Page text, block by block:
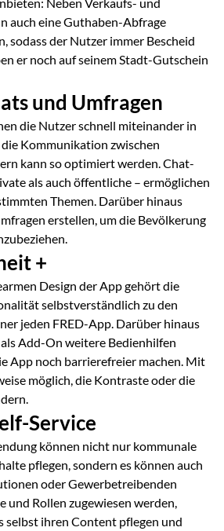
auch eine Guthaben-Abfrage
sodass der Nutzer immer Bescheid
er noch auf seinem Stadt-Gutschein
und Umfragen
die Nutzer schnell miteinander in
Kommunikation zwischen
kann so optimiert werden.Chat-
als auch öffentliche – ermöglichen
Themen. Darüber hinaus
erstellen, um die Bevölkerung
+
Design der App gehört die
selbstverständlich zu den
jeden FRED-App. Darüber hinaus
Add-On weitere Bedienhilfen
App noch barrierefreier machen. Mit
möglich, die Kontraste oder die
Service
können nicht nur kommunale
pflegen, sondern es können auch
oder Gewerbetreibenden
und Rollen zugewiesen werden,
selbst ihren Content pflegen und